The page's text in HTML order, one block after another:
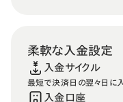
柔軟な入金設定
入金サイクル
最短で決済日の翌々日に
入金口座